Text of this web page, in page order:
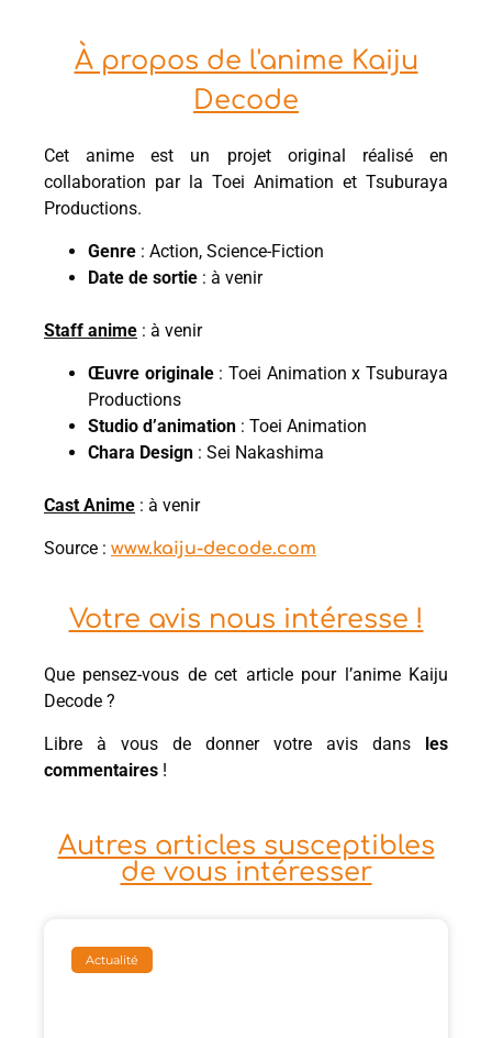
À propos de l'anime Kaiju
Decode
Cet anime est un projet original réalisé en
collaboration par la Toei Animation et Tsuburaya
Productions.
Genre : Action, Science-Fiction
Date de sortie : à venir
Staff anime : à venir
Œuvre originale : Toei Animation x Tsuburaya
Productions
Studio d’animation : Toei Animation
Chara Design : Sei Nakashima
Cast Anime : à venir
Source : www.kaiju-decode.com
Votre avis nous intéresse !
Que pensez-vous de cet article pour l’anime Kaiju
Decode ?
Libre à vous de donner votre avis dans
les
commentaires !
Autres articles susceptibles
de vous intéresser
Actualité